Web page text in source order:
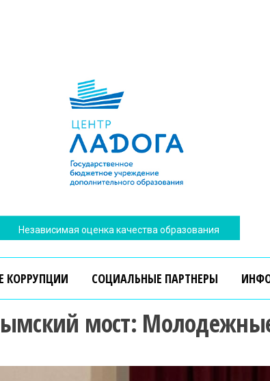
Независимая оценка качества образования
КОРРУПЦИИ СОЦИАЛЬНЫЕ ПАРТНЕРЫ
мост: